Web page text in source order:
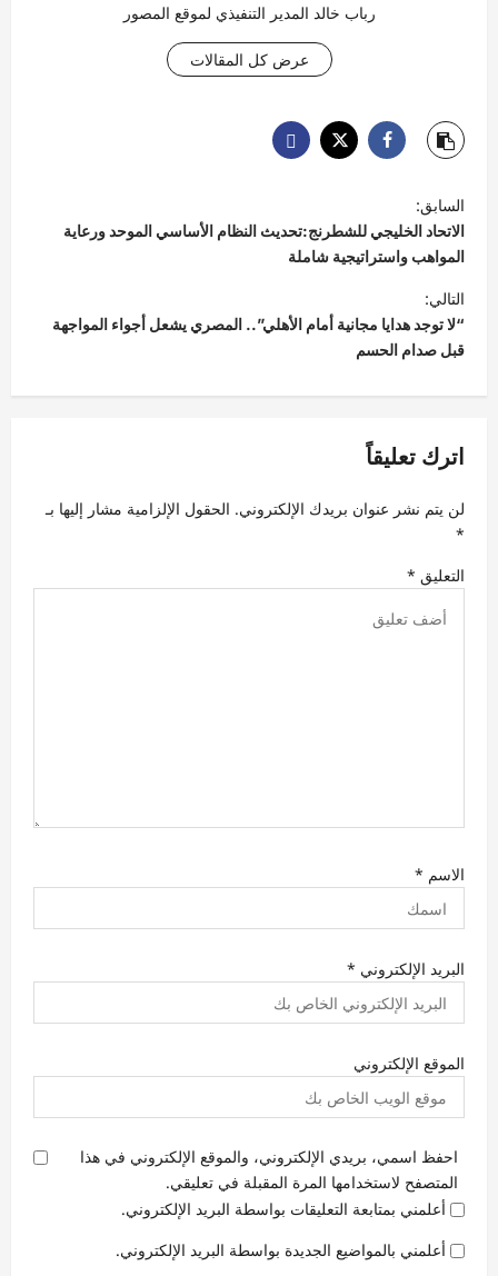
رباب خالد المدير التنفيذي لموقع المصور
عرض كل المقالات
ت
ص
فّ
ح
ا
ل
م
ا
ل
ا
ت
السابق:
الاتحاد الخليجي للشطرنج:تحديث النظام الأساسي الموحد ورعاية
المواهب واستراتيجية شاملة
التالي:
“لا توجد هدايا مجانية أمام الأهلي”.. المصري يشعل أجواء المواجهة
قبل صدام الحسم
اترك تعليقاً
لن يتم نشر عنوان بريدك الإلكتروني. الحقول الإلزامية مشار إليها بـ
*
التعليق *
الاسم *
البريد الإلكتروني *
الموقع الإلكتروني
احفظ اسمي، بريدي الإلكتروني، والموقع الإلكتروني في هذا
المتصفح لاستخدامها المرة المقبلة في تعليقي.
أعلمني بمتابعة التعليقات بواسطة البريد الإلكتروني.
أعلمني بالمواضيع الجديدة بواسطة البريد الإلكتروني.